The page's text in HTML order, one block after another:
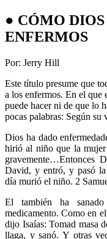
● CÓMO
ENFERMOS
Por: Jerry Hill
Este título presume que
a los enfermos. En el que
puede hacer ni de que lo
pocas palabras: Según su
Dios ha dado
hirió al niño que la
gravemente…Entonces
David, y entró, y pasó
día murió el niño. 2
El también ha
medicamento. Como en
dijo Isaías: Tomad masa
llaga, y sanó. Y otras